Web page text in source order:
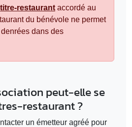
titre-restaurant accordé au
du bénévole ne permet
dans des
peut-elle se
restaurant ?
un émetteur agréé pour